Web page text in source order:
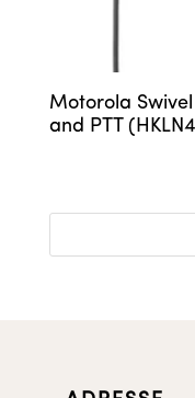
Motorola
and PTT